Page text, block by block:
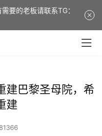
建巴黎圣母院，希
建
要的老板请联系TG：
It is a 8-year-old
TG: tuhaov